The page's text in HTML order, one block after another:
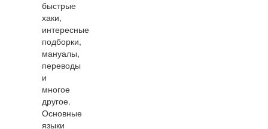
быстрые
хаки,
интересные
подборки,
мануалы,
переводы
и
многое
другое.
Основные
языки